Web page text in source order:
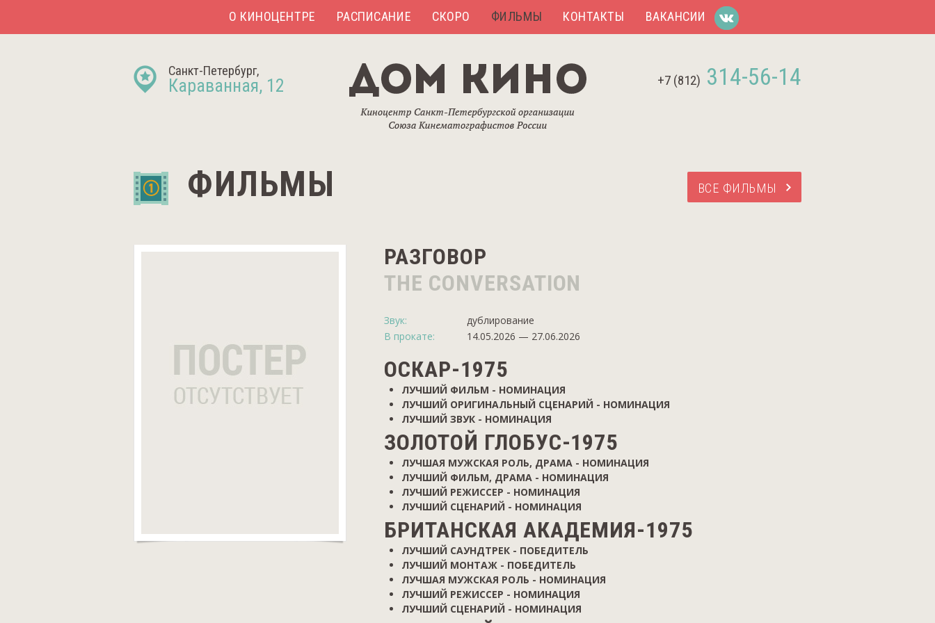
О КИНОЦЕНТРЕ РАСПИСАНИЕ СКОРО ФИЛЬМЫ КОНТАКТЫ ВАКАНСИИ
+7 (812) 314-56-14
Санкт-Петербург,
Караванная, 12
ФИЛЬМЫ ВСЕ ФИЛЬМЫ
РАЗГОВОР
THE CONVERSATION
Звук:
дублирование
В прокате:
14.05.2026 — 27.06.2026
ОСКАР-1975
ЛУЧШИЙ ФИЛЬМ - НОМИНАЦИЯ
ЛУЧШИЙ ОРИГИНАЛЬНЫЙ СЦЕНАРИЙ - НОМИНАЦИЯ
ЛУЧШИЙ ЗВУК - НОМИНАЦИЯ
ЗОЛОТОЙ ГЛОБУС-1975
ЛУЧШАЯ МУЖСКАЯ РОЛЬ, ДРАМА - НОМИНАЦИЯ
ЛУЧШИЙ ФИЛЬМ, ДРАМА - НОМИНАЦИЯ
ЛУЧШИЙ РЕЖИССЕР - НОМИНАЦИЯ
ЛУЧШИЙ СЦЕНАРИЙ - НОМИНАЦИЯ
БРИТАНСКАЯ АКАДЕМИЯ-1975
ЛУЧШИЙ САУНДТРЕК - ПОБЕДИТЕЛЬ
ЛУЧШИЙ МОНТАЖ - ПОБЕДИТЕЛЬ
ЛУЧШАЯ МУЖСКАЯ РОЛЬ - НОМИНАЦИЯ
ЛУЧШИЙ РЕЖИССЕР - НОМИНАЦИЯ
ЛУЧШИЙ СЦЕНАРИЙ - НОМИНАЦИЯ